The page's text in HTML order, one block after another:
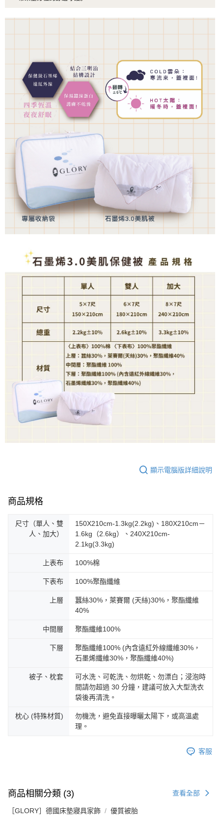
顯示電腦版詳細說明
商品規格
尺寸（單人、雙
人、加大）
150X210cm-1.3kg(2.2kg)、180X210cm－
1.6kg（2.6kg）、240X210cm-
2.1kg(3.3kg)
上表布 100%棉
下表布 100%聚酯纖維
上層
蠶絲30%，萊賽爾 (天絲)30%，聚酯纖維
40%
中間層 聚酯纖維100%
下層
聚酯纖維100% (內含遠紅外線纖維30%，
石墨烯纖維30%，聚酯纖維40%)
被子、枕套
可水洗、可乾洗、勿烘乾、勿漂白；浸泡時
間請勿超過 30 分鐘，建議可放入大型洗衣
袋後再清洗。
枕心 (特殊材質)
勿機洗，避免直接曝曬太陽下，或高溫處
理。
客服
商品相關分類 (3) 查看全部
［GLORY］德國床墊寢具家飾 優質被胎